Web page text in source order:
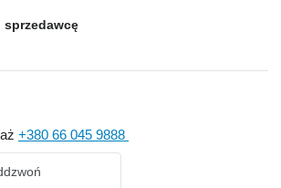
+380 66 045 9888